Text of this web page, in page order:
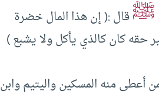
ﷺقال :( إن هذا المال خضرة
كان كالذي يأكل ولا يشبع )
منه المسكين واليتيم وابن